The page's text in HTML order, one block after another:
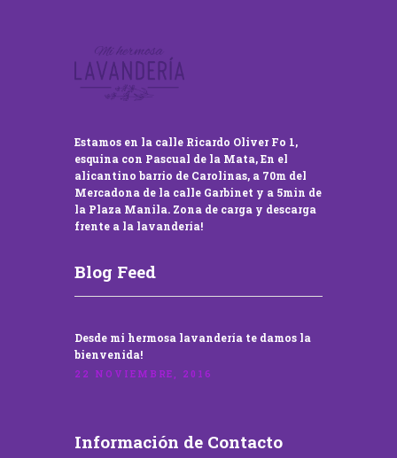
Estamos en la calle Ricardo Oliver Fo 1,
esquina con Pascual de la Mata, En el
alicantino barrio de Carolinas, a 70m del
Mercadona de la calle Garbinet y a 5min de
la Plaza Manila. Zona de carga y descarga
frente a la lavandería!
Blog Feed
Desde mi hermosa lavandería te damos la
bienvenida!
22 NOVIEMBRE, 2016
Información de Contacto